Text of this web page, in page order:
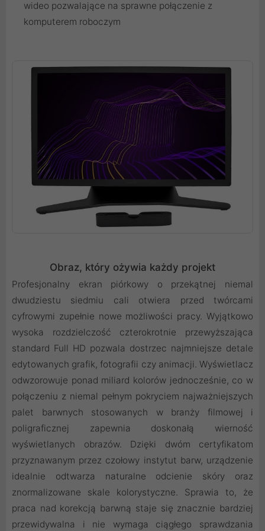
wideo pozwalające na sprawne połączenie z
komputerem roboczym
Obraz, który ożywia każdy projekt
Profesjonalny ekran piórkowy o przekątnej niemal
dwudziestu siedmiu cali otwiera przed twórcami
cyfrowymi zupełnie nowe możliwości pracy. Wyjątkowo
wysoka rozdzielczość czterokrotnie przewyższająca
standard Full HD pozwala dostrzec najmniejsze detale
edytowanych grafik, fotografii czy animacji. Wyświetlacz
odwzorowuje ponad miliard kolorów jednocześnie, co w
połączeniu z niemal pełnym pokryciem najważniejszych
palet barwnych stosowanych w branży filmowej i
poligraficznej zapewnia doskonałą wierność
wyświetlanych obrazów. Dzięki dwóm certyfikatom
przyznawanym przez czołowy instytut barw, urządzenie
idealnie odtwarza naturalne odcienie skóry oraz
znormalizowane skale kolorystyczne. Sprawia to, że
praca nad korekcją barwną staje się znacznie bardziej
przewidywalna i nie wymaga ciągłego sprawdzania